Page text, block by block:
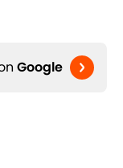
Google